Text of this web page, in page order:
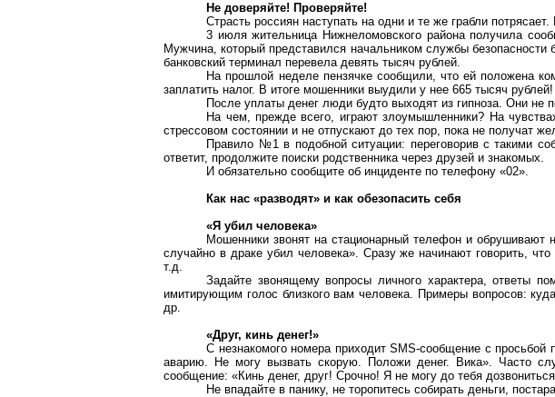
Не доверяйте! Проверяйте!
Страсть россиян наступать на одни и те же грабли
3 июля жительница Нижнеломовского района получила
Мужчина, который представился начальником службы
банковский терминал перевела девять тысяч рублей.
На прошлой неделе пензячке сообщили, что ей положена
заплатить налог. В итоге мошенники выудили у нее 665 тысяч рублей!
После уплаты денег люди будто выходят из гипноза. Они не
На чем, прежде всего, играют злоумышленники? На
стрессовом состоянии и не отпускают до тех пор, пока не получат
Правило №1 в подобной ситуации: переговорив с такими
ответит, продолжите поиски родственника через друзей и знакомых.
И обязательно сообщите об инциденте по телефону «02».
Как нас «разводят» и как обезопасить себя
«Я убил человека»
Мошенники звонят на стационарный телефон и
случайно в драке убил человека». Сразу же начинают говорить,
т.д.
Задайте звонящему вопросы личного характера, ответы
имитирующим голос близкого вам человека. Примеры вопросов:
др.
«Друг, кинь денег!»
С незнакомого номера приходит SMS-сообщение с
аварию. Не могу вызвать скорую. Положи денег. Вика». Часто
сообщение: «Кинь денег, друг! Срочно! Я не могу до тебя
Не впадайте в панику, не торопитесь собирать деньги,